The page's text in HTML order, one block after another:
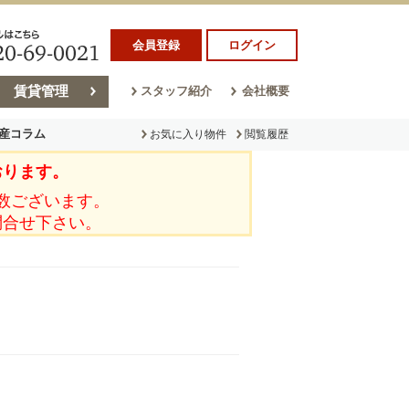
会員登録 ログイン
賃貸管理 スタッフ紹介 会社概要
コラム
ム
お気に入り物件 閲覧履歴
ます。
ざいます。
せ下さい。